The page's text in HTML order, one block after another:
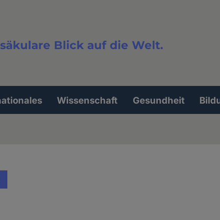
Blick auf die Welt.
Wissenschaft Gesundheit